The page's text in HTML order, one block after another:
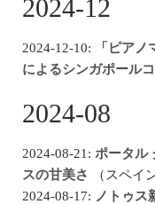
2024-12
2024-12-10:
「ピア
によるシンガポール
2024-08
2024-08-21: ポータル
スの甘美さ
（スペイ
2024-08-17: ノトゥス